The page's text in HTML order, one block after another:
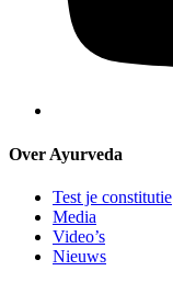
Over Ayurveda
Test je constitutie
Media
Video’s
Nieuws